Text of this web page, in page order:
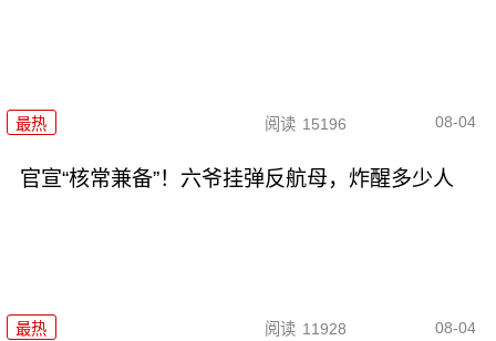
最热 阅读 15196 08-04
官宣“核常兼备”！六爷挂弹反航母，炸醒多少人
最热 阅读 11928 08-04